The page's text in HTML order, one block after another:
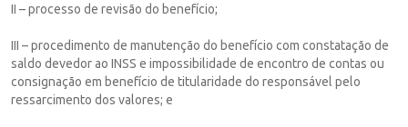
II – processo de revisão do benefício;
III – procedimento de manutenção do benefício com constatação de
saldo devedor ao INSS e impossibilidade de encontro de contas ou
consignação em benefício de titularidade do responsável pelo
ressarcimento dos valores; e